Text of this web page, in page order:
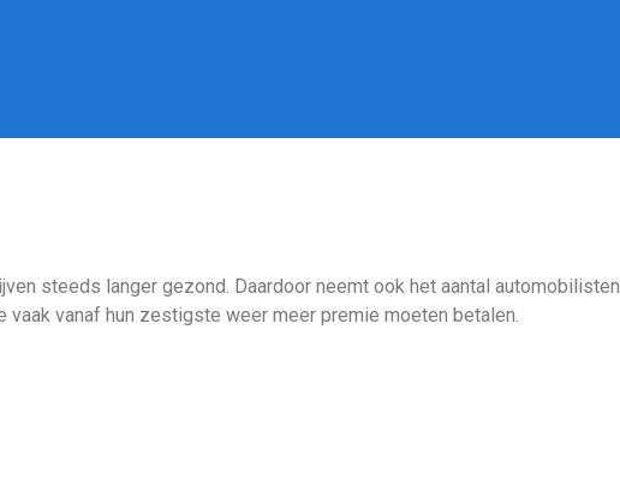
steeds langer gezond. Daardoor neemt ook het aantal automobilisten
vanaf hun zestigste weer meer premie moeten betalen.